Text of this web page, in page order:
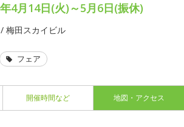
4月14日(火)～5月6日(振休)
梅田スカイビル
フェア
開催時間など 地図・アクセス